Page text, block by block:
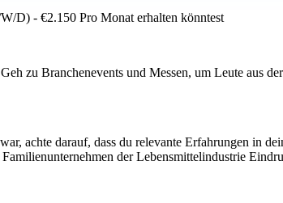
D) - €2.150 Pro Monat erhalten könntest
zu Branchenevents und Messen, um Leute
achte darauf, dass du relevante Erfahrungen in
der Lebensmittelindustrie